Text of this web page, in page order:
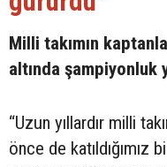
Milli takımın
altında şampiyonluk
“Uzun yıllardır milli
önce de katıldığımız